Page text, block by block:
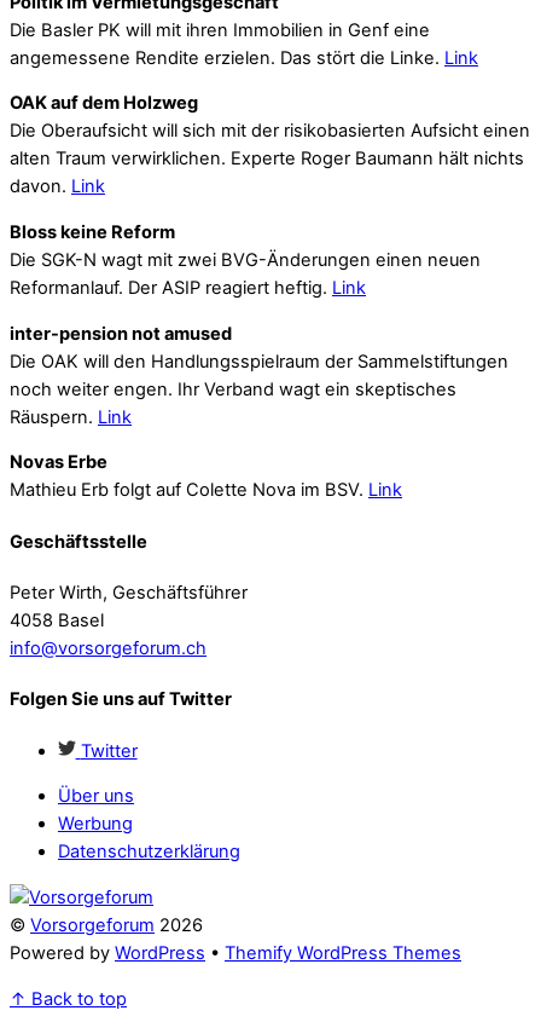
Die Basler PK will mit ihren Immobilien in Genf eine
angemessene Rendite erzielen. Das stört die Linke. Link
OAK auf dem Holzweg
Die Oberaufsicht will sich mit der risikobasierten Aufsicht einen
alten Traum verwirklichen. Experte Roger Baumann hält nichts
davon. Link
Bloss keine Reform
Die SGK-N wagt mit zwei BVG-Änderungen einen neuen
Reformanlauf. Der ASIP reagiert heftig. Link
inter-pension not amused
Die OAK will den Handlungsspielraum der Sammelstiftungen
noch weiter engen. Ihr Verband wagt ein skeptisches
Räuspern. Link
Novas Erbe
Mathieu Erb folgt auf Colette Nova im BSV. Link
Geschäftsstelle
Peter Wirth, Geschäftsführer
4058 Basel
info@vorsorgeforum.ch
Folgen Sie uns auf Twitter
Twitter
Über uns
Werbung
Datenschutzerklärung
© Vorsorgeforum 2026
Powered by WordPress • Themify WordPress Themes
↑ Back to top